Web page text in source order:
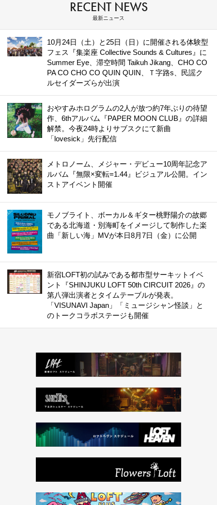
RECENT NEWS
最新ニュース
10月24日（土）と25日（日）に開催される体験型
フェス『集楽座 Collective Sounds & Cultures』に
Summer Eye、滞空時間 Taikuh Jikang、CHO CO
PA CO CHO CO QUIN QUIN、Ｔ字路s、民謡ク
ルセイダーズらが出演
おやすみホログラムの2人が放つ約7年ぶりの待望
作、6thアルバム『PAPER MOON CLUB』の詳細
解禁。今夜24時よりサブスクにて新曲
「lovesick」先行配信
メトロノーム、メジャー・デビュー10周年記念ア
ルバム『無限×変転=1.44』ビジュアル公開。イン
ストアイベント開催
モノブライト、ボーカル＆ギター桃野陽介の故郷
である北海道・別海町をイメージして制作した楽
曲「新しい海」MVが本日8月7日（金）に公開
新宿LOFT初の試みである都市型サーキットイベ
ント『SHINJUKU LOFT 50th CIRCUIT 2026』の
第八弾出演者とタイムテーブルが発表。
「VISUNAVI Japan」「ミュージシャン怪談」と
のトークコラボステージも開催